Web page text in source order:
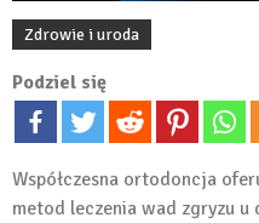
Zdrowie i uroda
Podziel się
Współczesna ortodoncja
metod leczenia wad zgryzu u